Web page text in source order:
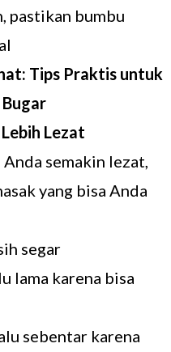
pastikan bumbu
Tips Praktis untuk
Lezat
semakin lezat,
yang bisa Anda
segar
lama karena bisa
sebentar karena